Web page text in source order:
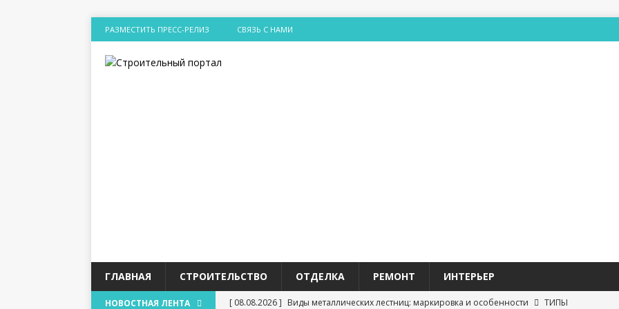
РАЗМЕСТИТЬ ПРЕСС-РЕЛИЗ СВЯЗЬ С НАМИ
ГЛАВНАЯ СТРОИТЕЛЬСТВО ОТДЕЛКА РЕМОНТ ИНТЕРЬЕР
НОВОСТНАЯ ЛЕНТА [ 08.08.2026 ] Виды металлических лестниц: маркировка и особенности
ТИПЫ